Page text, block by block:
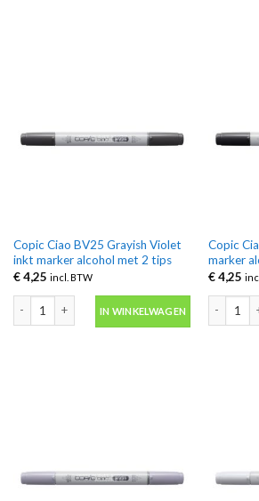
Copic Ciao BV25 Grayish Violet
inkt marker alcohol met 2 tips
€4,25 incl. BTW
IN WINKELWAGEN
Copic
marker
€4,25